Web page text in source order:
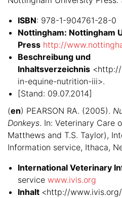
ISBN: 978-1-904761-28-0
Nottingham: Nottingham
Press http://
Beschreibung und
Inhaltsverzeichnis
in-equine-nutrition-iii>.
[Stand: 09.07.2014]
(en) PEARSON RA. (2005).
Donkeys. In: Veterinary Care
Matthews and T.S. Taylor),
Information service, Ithaca,
International Veterinary
service www.ivis.org
Inhalt <http://